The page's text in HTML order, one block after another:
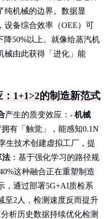
纯机械的边界。数据显
设备综合效率（OEE）可
降50%以上。就像给蒸汽机
械由此获得「进化」能
1+1>2的制造新范式
产生的质变效应：- 机械
有「触觉」，能感知0.1N
生技术创建虚拟工厂，提
法：基于强化学习的路径规
这种融合正在重塑制造
，通过部署5G+AI质检系
至2人，检测速度反而提升
析历史数据持续优化检测